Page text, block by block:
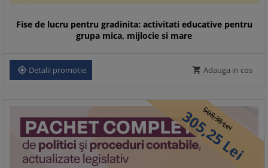
Fise de lucru pentru gradinita: activitati educative pentru
grupa mica, mijlocie si mare
 Detalii promotie  Adauga in cos
508,38Lei
305,25Lei